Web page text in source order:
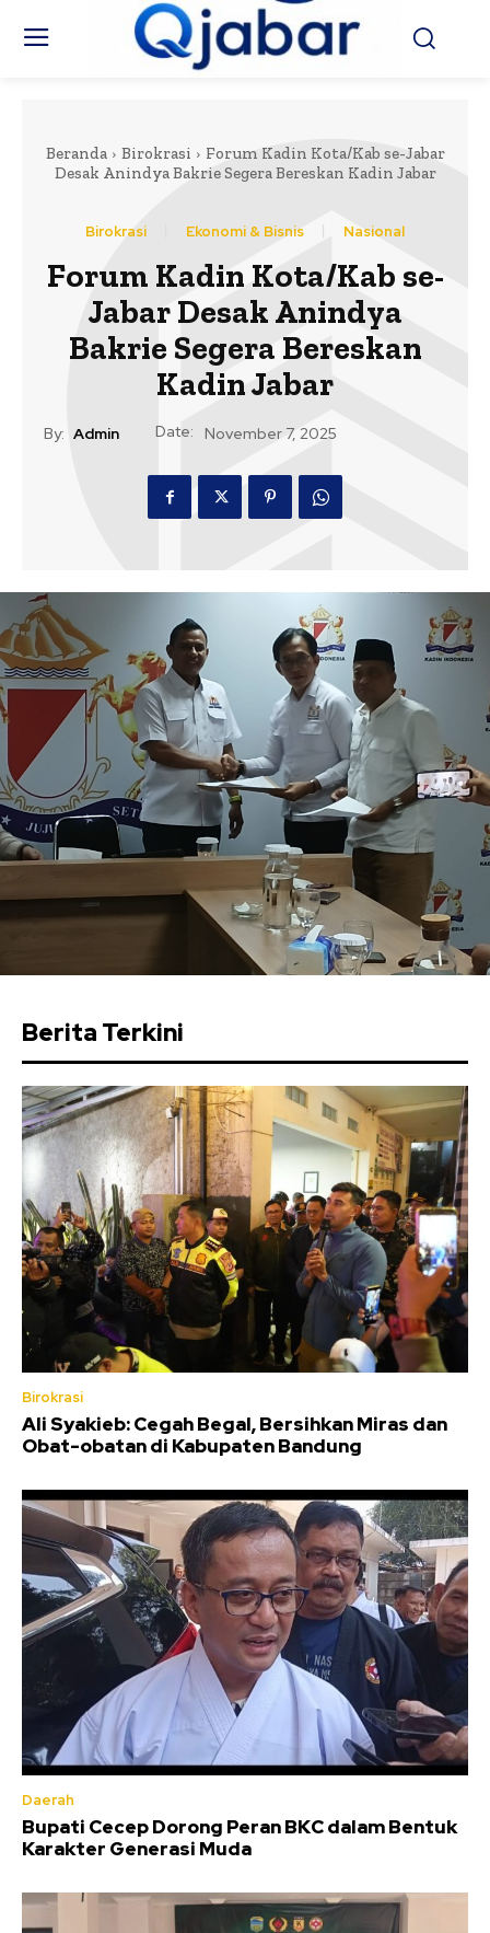
Beranda Birokrasi
Forum Kadin Kota/Kab se-Jabar
Desak Anindya Bakrie Segera Bereskan Kadin Jabar
Birokrasi Ekonomi & Bisnis Nasional
Forum Kadin Kota/Kab se-
Jabar Desak Anindya
Bakrie Segera Bereskan
Kadin Jabar
By: Admin Date: November 7, 2025
Berita Terkini
Birokrasi
Ali Syakieb: Cegah Begal, Bersihkan Miras dan
Obat-obatan di Kabupaten Bandung
Daerah
Bupati Cecep Dorong Peran BKC dalam Bentuk
Karakter Generasi Muda